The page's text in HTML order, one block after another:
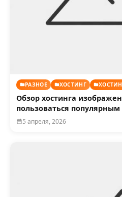
РАЗНОЕ ХОСТИНГ
Обзор хостинга
пользоваться популярным
5 апреля, 2026